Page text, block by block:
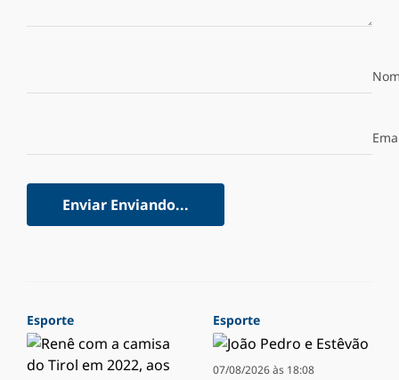
Enviar Enviando...
Esporte Esporte
07/08/2026 às 18:08